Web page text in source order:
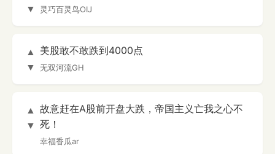
▼
灵巧百灵鸟OIJ
▲
▼
美股敢不敢跌到4000点
无双河流GH
▲
▼
故意赶在A股前开盘大跌，帝国主义亡我之心不
死！
幸福香瓜ar